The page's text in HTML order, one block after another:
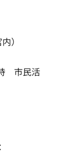
）
市民活